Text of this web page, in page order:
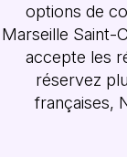
options de
Marseille Saint-
accepte les
réservez
françaises,